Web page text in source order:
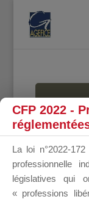
CFP 2022 -
La loi n°2022-
professionnelle
législatives qui
« professions